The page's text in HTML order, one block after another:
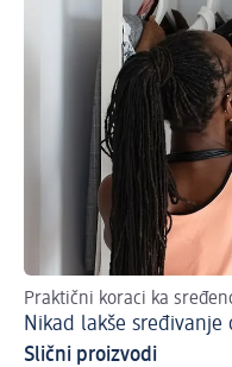
Praktični koraci ka
Nikad lakše sređivanje
Slični proizvodi